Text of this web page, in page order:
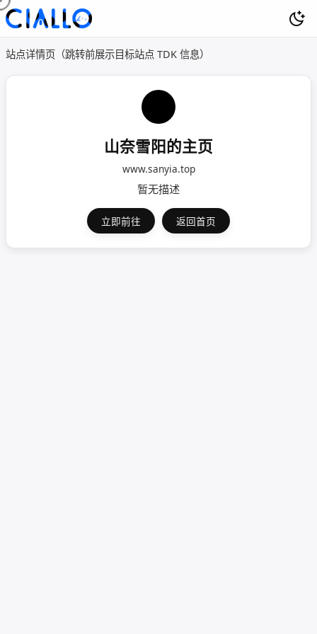
站点详情页（跳转前展示目标站点 TDK 信息）
山奈雪阳的主页
www.sanyia.top
暂无描述
立即前往 返回首页